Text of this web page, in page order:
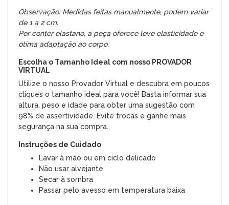
Observação: Medidas feitas manualmente, podem variar
de 1 a 2 cm.
Por conter elastano, a peça oferece leve elasticidade e
ótima adaptação ao corpo.
Escolha o Tamanho Ideal com nosso PROVADOR
VIRTUAL
Utilize o nosso Provador Virtual e descubra em poucos
cliques o tamanho ideal para você! Basta informar sua
altura, peso e idade para obter uma sugestão com
98% de assertividade. Evite trocas e ganhe mais
segurança na sua compra.
Instruções de Cuidado
Lavar à mão ou em ciclo delicado
Não usar alvejante
Secar à sombra
Passar pelo avesso em temperatura baixa